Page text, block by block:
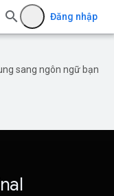
Đăng nhập
sang ngôn ngữ bạn